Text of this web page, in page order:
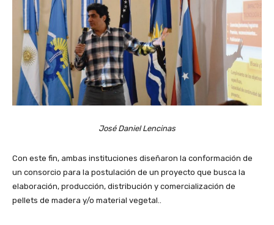
José Daniel Lencinas
Con este fin, ambas instituciones diseñaron la conformación de
un consorcio para la postulación de un proyecto que busca la
elaboración, producción, distribución y comercialización de
pellets de madera y/o material vegetal..